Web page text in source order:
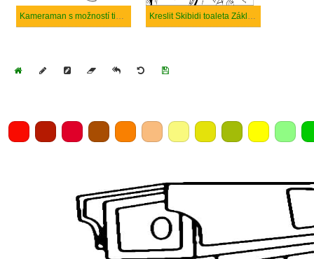
Kameraman s možností tisku Kreslit Skibidi toaleta Základní